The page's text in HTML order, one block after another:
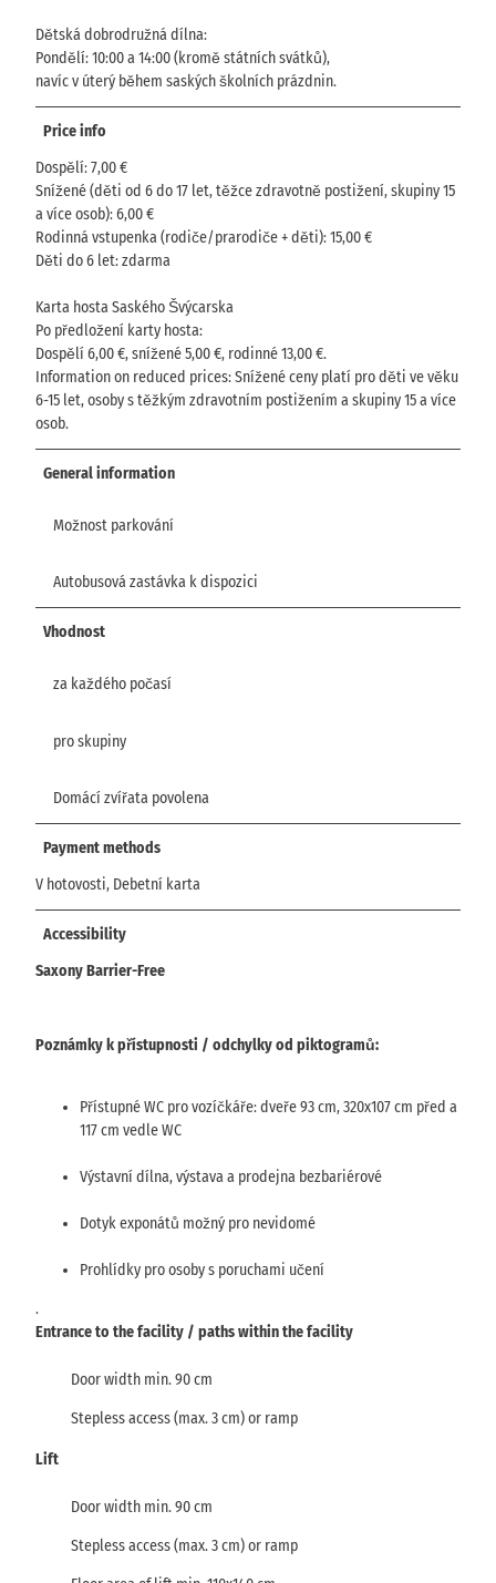
Dětská dobrodružná dílna:
Pondělí: 10:00 a 14:00 (kromě státních svátků),
navíc v úterý během saských školních prázdnin.
Price info
Dospělí: 7,00 €
Snížené (děti od 6 do 17 let, těžce zdravotně postižení, skupiny 15
a více osob): 6,00 €
Rodinná vstupenka (rodiče/prarodiče + děti): 15,00 €
Děti do 6 let: zdarma
Karta hosta Saského Švýcarska
Po předložení karty hosta:
Dospělí 6,00 €, snížené 5,00 €, rodinné 13,00 €.
Information on reduced prices: Snížené ceny platí pro děti ve věku
6-15 let, osoby s těžkým zdravotním postižením a skupiny 15 a více
osob.
General information
Možnost parkování
Autobusová zastávka k dispozici
Vhodnost
za každého počasí
pro skupiny
Domácí zvířata povolena
Payment methods
V hotovosti, Debetní karta
Accessibility
Saxony Barrier-Free
Poznámky k přístupnosti / odchylky od piktogramů:
Přístupné WC pro vozíčkáře: dveře 93 cm, 320x107 cm před a
117 cm vedle WC
Výstavní dílna, výstava a prodejna bezbariérové
Dotyk exponátů možný pro nevidomé
Prohlídky pro osoby s poruchami učení
.
Entrance to the facility / paths within the facility
Door width min. 90 cm
Stepless access (max. 3 cm) or ramp
Lift
Door width min. 90 cm
Stepless access (max. 3 cm) or ramp